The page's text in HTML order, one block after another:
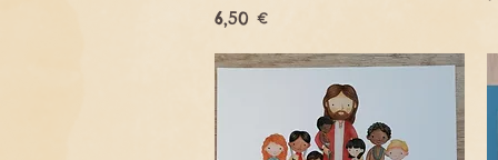
Preis
6,50 €